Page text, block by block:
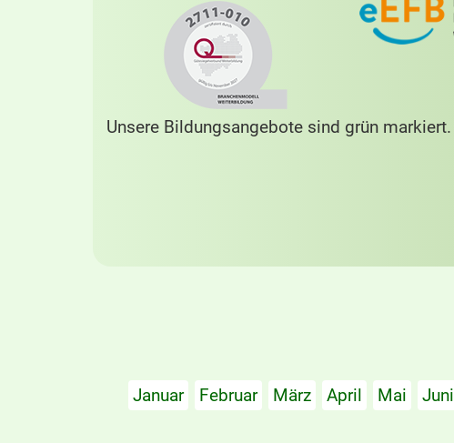
Unsere Bildungsangebote sind grün markiert.
Januar Februar März April Mai Juni